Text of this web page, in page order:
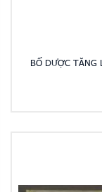
BỔ DƯỢC TĂNG